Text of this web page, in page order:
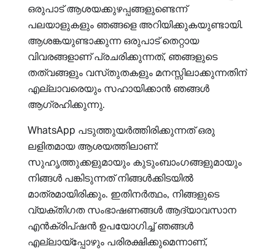
ഒരുപാട് ആശയക്കുഴപ്പങ്ങളുണ്ടെന്ന്
പലയാളുകളും ഞങ്ങളെ അറിയിക്കുകയുണ്ടായി.
ആശങ്കയുണ്ടാക്കുന്ന ഒരുപാട് തെറ്റായ
വിവരങ്ങളാണ് പ്രചരിക്കുന്നത്, ഞങ്ങളുടെ
തത്വങ്ങളും വസ്‌തുതകളും മനസ്സിലാക്കുന്നതിന്
എല്ലാവരെയും സഹായിക്കാൻ ഞങ്ങൾ
ആഗ്രഹിക്കുന്നു.
WhatsApp പടുത്തുയർത്തിരിക്കുന്നത് ഒരു
ലളിതമായ ആശയത്തിലാണ്:
സുഹൃത്തുക്കളുമായും കുടുംബാംഗങ്ങളുമായും
നിങ്ങൾ പങ്കിടുന്നത് നിങ്ങൾക്കിടയിൽ
മാത്രമായിരിക്കും. ഇതിനർത്ഥം, നിങ്ങളുടെ
വ്യക്തിഗത സംഭാഷണങ്ങൾ ആദ്യാവസാന
എൻ‌ക്രിപ്ഷൻ ഉപയോഗിച്ച് ഞങ്ങൾ
എല്ലായ്‌പ്പോഴും പരിരക്ഷിക്കുമെന്നാണ്,